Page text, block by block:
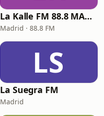
La Kalle FM 88.8 MADRID
Madrid · 88.8 FM
LS
La Suegra FM
Madrid